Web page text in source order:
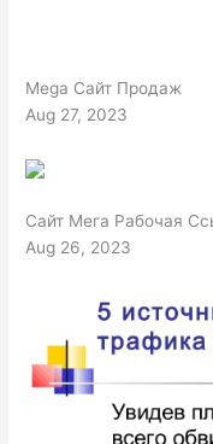
Mega Сайт Продаж
Aug 27, 2023
Сайт Мега Рабочая
Aug 26, 2023